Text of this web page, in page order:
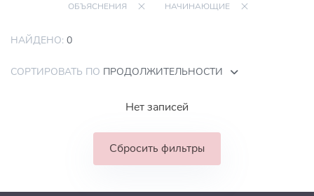
ОБЪЯСНЕНИЯ НАЧИНАЮЩИЕ
НАЙДЕНО: 0
СОРТИРОВАТЬ ПО ПРОДОЛЖИТЕЛЬНОСТИ
Нет записей
Сбросить фильтры